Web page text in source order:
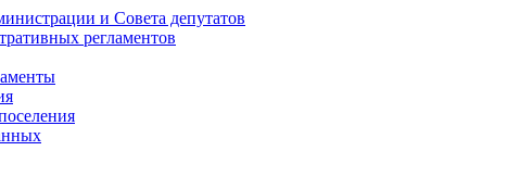
и Совета депутатов
регламентов